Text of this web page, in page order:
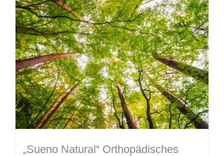
„Sueno Natural“ Orthopädisches